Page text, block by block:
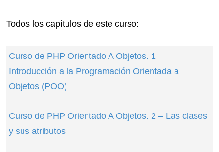
Todos los capítulos de este curso:
Curso de PHP Orientado A Objetos. 1 –
Introducción a la Programación Orientada a
Objetos (POO)
Curso de PHP Orientado A Objetos. 2 – Las clases
y sus atributos